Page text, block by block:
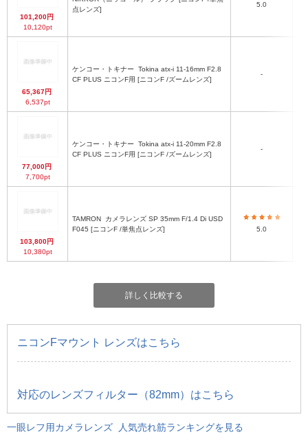
101,200円
10,120pt
点レンズ]
5.0
65,367円
6,537pt
ケンコー・トキナー
CF PLUS ニコンF用 [ニコンF /ズームレンズ]
-
77,000円
7,700pt
ケンコー・トキナー
CF PLUS ニコンF用 [ニコンF /ズームレンズ]
-
103,800円
10,380pt
TAMRON
F045 [ニコンF /単焦点レンズ]
5.0
詳しく比較する
ニコンFマウント レンズはこちら
対応のレンズフィルター（82mm）はこちら
一眼レフ用カメラレンズ 人気売れ筋ランキングを見る